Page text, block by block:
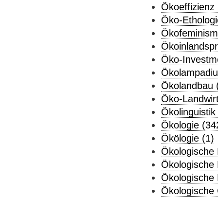
Ökoeffizienz
Öko-
Öko-
Ökolandbau
Öko-
Ökologie
Ökölogie (1)
Ökologische
Ökologische
Ökologische
Ökologische